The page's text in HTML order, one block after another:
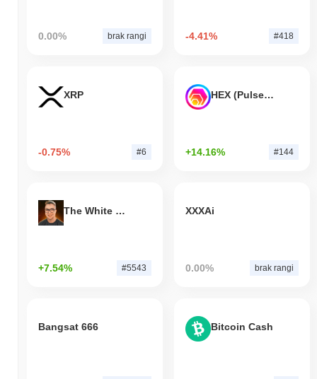
0.00% brak rangi -4.41% #418
XRP
-0.75% #6
HEX (Pulsechain)
+14.16% #144
The White Bull
+7.54% #5543
XXXAi
0.00% brak rangi
Bangsat 666 Bitcoin Cash